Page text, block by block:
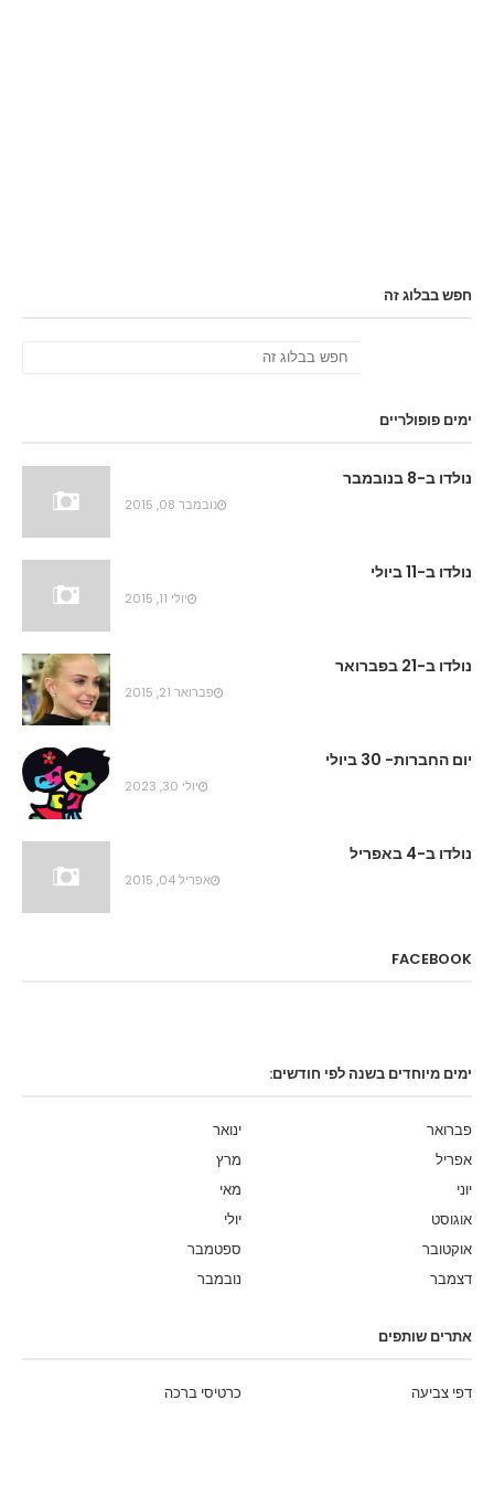
חפש בבלוג זה
ימים פופולריים
נולדו ב-8 בנובמבר
נובמבר 08, 2015
נולדו ב-11 ביולי
יולי 11, 2015
נולדו ב-21 בפברואר
פברואר 21, 2015
יום החברות- 30 ביולי
יולי 30, 2023
נולדו ב-4 באפריל
אפריל 04, 2015
FACEBOOK
ימים מיוחדים בשנה לפי חודשים:
ינואר
פברואר
מרץ
אפריל
מאי
יוני
יולי
אוגוסט
ספטמבר
אוקטובר
נובמבר
דצמבר
אתרים שותפים
כרטיסי ברכה דפי צביעה